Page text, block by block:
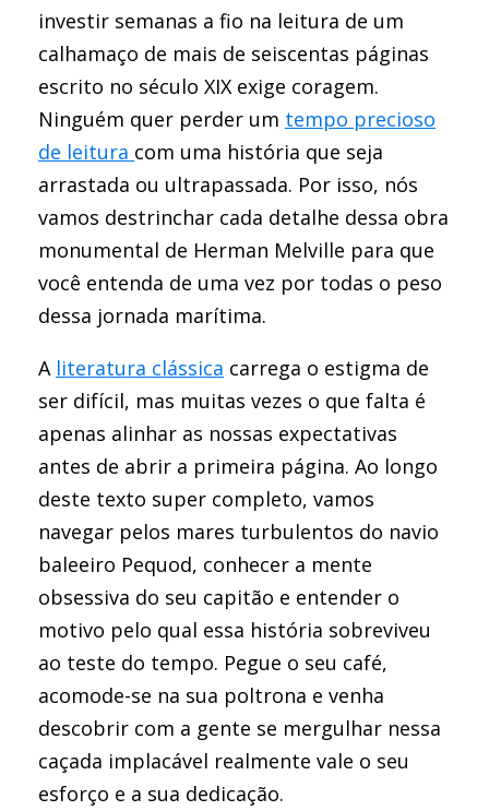
investir semanas a fio na leitura de um
calhamaço de mais de seiscentas páginas
escrito no século XIX exige coragem.
Ninguém quer perder um tempo precioso
de leitura com uma história que seja
arrastada ou ultrapassada. Por isso, nós
vamos destrinchar cada detalhe dessa obra
monumental de Herman Melville para que
você entenda de uma vez por todas o peso
dessa jornada marítima.
A literatura clássica carrega o estigma de
ser difícil, mas muitas vezes o que falta é
apenas alinhar as nossas expectativas
antes de abrir a primeira página. Ao longo
deste texto super completo, vamos
navegar pelos mares turbulentos do navio
baleeiro Pequod, conhecer a mente
obsessiva do seu capitão e entender o
motivo pelo qual essa história sobreviveu
ao teste do tempo. Pegue o seu café,
acomode-se na sua poltrona e venha
descobrir com a gente se mergulhar nessa
caçada implacável realmente vale o seu
esforço e a sua dedicação.